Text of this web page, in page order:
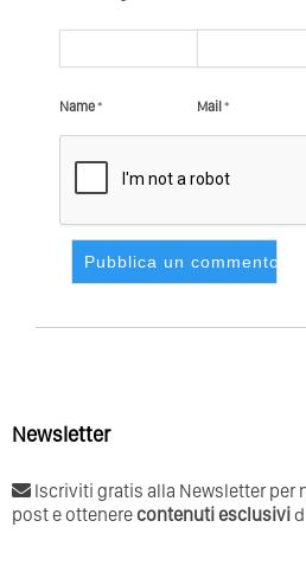
Name* Mail*
Newsletter
Iscriviti gratis alla Newsletter per
post e ottenerecontenuti esclusivi